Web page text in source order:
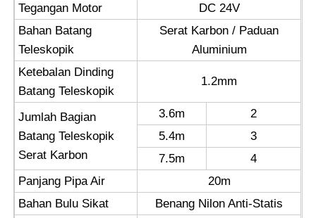
Tegangan Motor
DC 24V
Bahan Batang
Teleskopik
Serat Karbon / Paduan
Aluminium
Ketebalan Dinding
Batang Teleskopik
1.2mm
Jumlah Bagian
Batang Teleskopik
Serat Karbon
3.6m
2
5.4m
3
7.5m
4
Panjang Pipa Air
20m
Bahan Bulu Sikat
Benang Nilon Anti-Statis